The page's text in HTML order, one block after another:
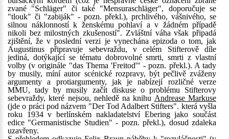
zvané "Schläger" či také "Mensuraschläger", doporučuje se
"tlouk" či "zabiják" - pozn. překl.), prchlivého, vášnivého, se
silnou náklonností k ženskému pohlaví a v žádném případě
nikoli bez milostných zkušeností". Zvláštní váha však připadá
zjištění, že v poslední verzi je vynechána epizoda o tom, jak
Augustinus připravuje sebevraždu, v celém Stifterově díle
jediná, dotýkající se tématu dobrovolné smrti, smrti z vlastní
volby (v originále "das Thema 'Freitod'" - pozn. překl.). A tady
by musily, míní autor scénické rozpravy, být pečlivě zváženy
argumenty a protiargumenty, jak je nabízejí rozličné verze
MMU, tady by musily začít diskuse o problému Stifterovy
sebevraždy, které nejsou, nehledě na knihu Andrease Markuse
(jde o práci pod názvem "Der Tod Adalbert Stifters". která vyšla
roku 1934 v berlínském nakladatelství Ebering jako součást
edice "Germanistische Studien" - pozn. překl.), dosud zdaleka
uzavřeny.